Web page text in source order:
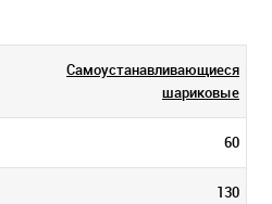
Самоустанавливающиеся
шариковые
60
130